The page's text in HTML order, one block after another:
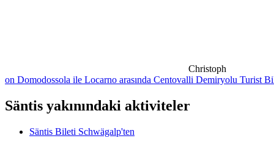
Christoph
on Domodossola ile Locarno arasında Centovalli Demiryolu Turist
Säntis yakınındaki aktiviteler
Säntis Bileti Schwägalp'ten